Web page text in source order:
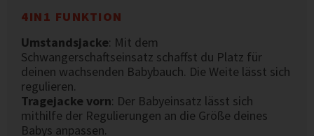
4IN1 FUNKTION
Umstandsjacke: Mit dem
Schwangerschaftseinsatz schaffst du Platz für
deinen wachsenden Babybauch. Die Weite lässt sich
regulieren.
Tragejacke vorn: Der Babyeinsatz lässt sich
mithilfe der Regulierungen an die Größe deines
Babys anpassen.